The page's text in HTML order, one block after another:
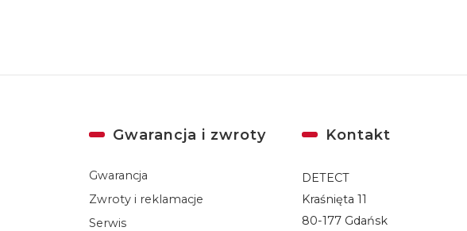
Gwarancja i zwroty
Gwarancja
Zwroty i reklamacje
Serwis
Kontakt
DETECT
Kraśnięta 11
80-177 Gdańsk